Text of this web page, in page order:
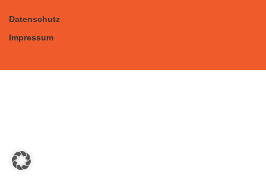
Datenschutz
Impressum